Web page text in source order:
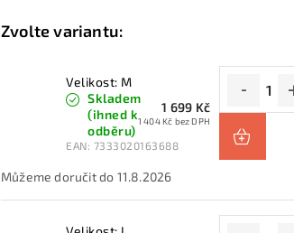
Velikost: M
Skladem
(ihned k
odběru)
EAN: 7333020163688
1 699 Kč
1 404 Kč bez DPH
11.8.2026